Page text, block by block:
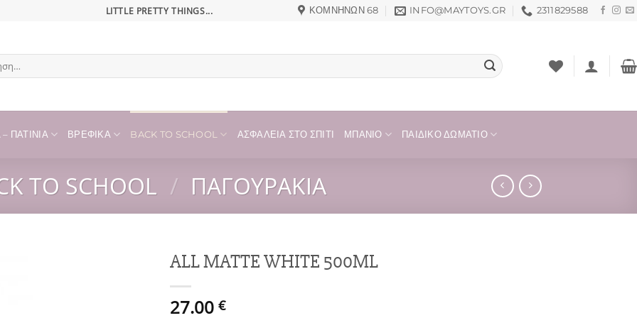
LITTLE PRETTY THINGS... ΚΟΜΝΗΝΏΝ 68 INFO@MAYTOYS.GR 2311829588
ΠΑΤΊΝΙΑ ΒΡΕΦΙΚΆ BACK TO SCHOOL ΑΣΦΆΛΕΙΑ ΣΤΟ ΣΠΊΤΙ ΜΠΆΝΙΟ ΠΑΙΔΙΚΌ ΔΩΜΆΤΙΟ
TO SCHOOL / ΠΑΓΟΥΡΆΚΙΑ
ALL MATTE WHITE 500ML
27.00 €